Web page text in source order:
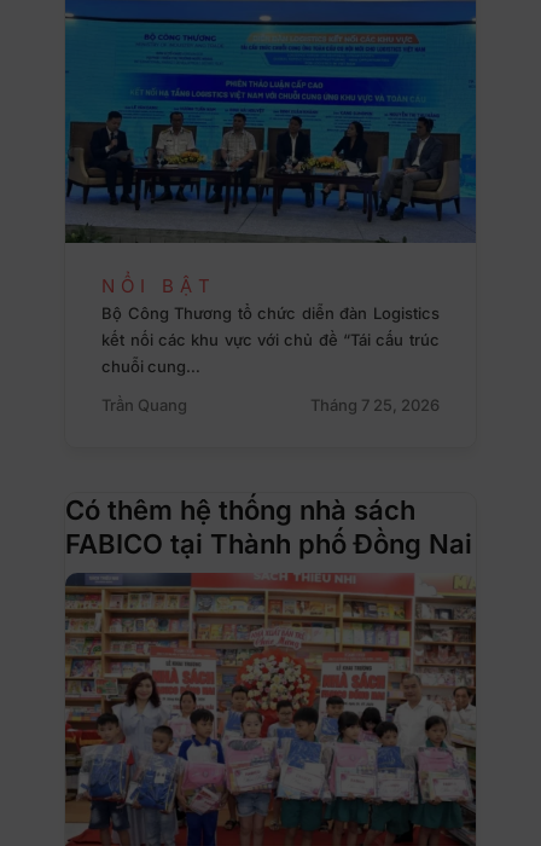
NỔI BẬT
Bộ Công Thương tổ chức diễn đàn Logistics
kết nối các khu vực với chủ đề “Tái cấu trúc
chuỗi cung…
Trần Quang
Tháng 7 25, 2026
Có thêm hệ thống nhà sách
FABICO tại Thành phố Đồng Nai